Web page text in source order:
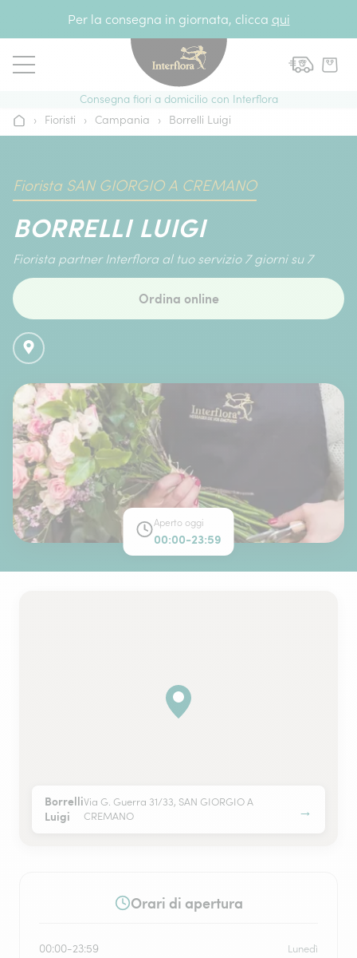
Per la consegna in giornata, clicca qui
Consegna fiori a domicilio con Interflora
Home› Fioristi › Campania › Borrelli Luigi
Fiorista SAN GIORGIO A CREMANO
BORRELLI LUIGI
Fiorista partner Interflora al tuo servizio 7 giorni su 7
Ordina online
Aperto oggi
00:00-23:59
Borrelli
Luigi
Via G. Guerra 31/33, SAN GIORGIO A
CREMANO
→
Orari di apertura
00:00-23:59 Lunedì